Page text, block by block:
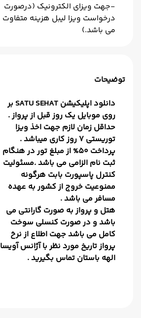
-جهت ویزای الکترونیک (درصورت
درخواست ویزا لیبل هزینه متفاوت
می باشد.)
توضیحات
دانلود اپلیکیشن SATU SEHAT بر
روی موبایل یک روز قبل از پرواز .
حداقل زمان لازم جهت اخذ ویزا
توریستی 7 روز کاری میباشد .
پرداخت 50% از مبلغ تور در هنگام
ثبت نام الزامی می باشد .مسئولیت
کنترل پاسپورت بابت هرگونه
ممنوعیت خروج از کشور به عهده
مسافر می باشد .
هتل و پرواز به صورت گارانتی می
باشد و در صورت کنسلی سوخت
کامل می باشد جهت اطلاع از نرخ
پرواز تاریخ مورد نظر با آژانس آویسا
الهه باستان تماس بگیرید .